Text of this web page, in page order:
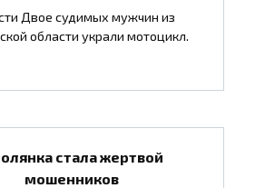
Двое судимых мужчин из
области украли мотоцикл.
стала жертвой
мошенников